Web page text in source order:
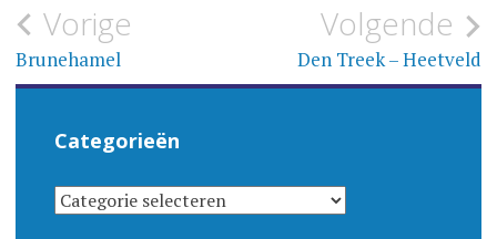
Bericht
navigatie
Vorige
Brunehamel
Volgende
Den Treek – Heetveld
Categorieën
CATEGORIEËN